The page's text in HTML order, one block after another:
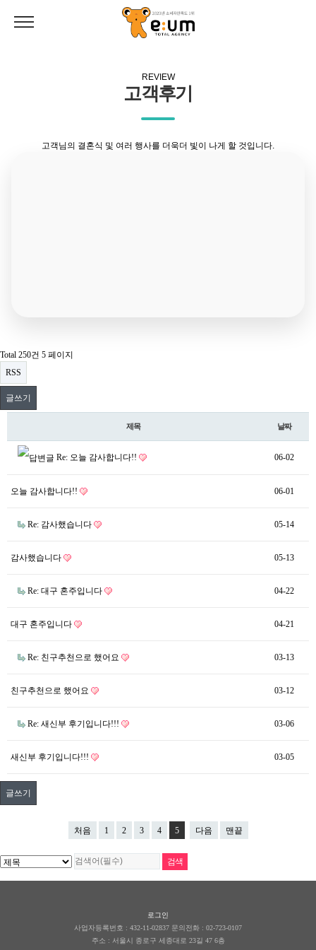
REVIEW
고객후기
고객님의 결혼식 및 여러 행사를 더욱더 빛이 나게 할 것입니다.
Total 250건 5 페이지
RSS
글쓰기
제목 날짜
Re: 오늘 감사합니다!! 06-02
오늘 감사합니다!! 06-01
Re: 감사했습니다 05-14
감사했습니다 05-13
Re: 대구 혼주입니다 04-22
대구 혼주입니다 04-21
Re: 친구추천으로 했어요 03-13
친구추천으로 했어요 03-12
Re: 새신부 후기입니다!!! 03-06
새신부 후기입니다!!! 03-05
글쓰기
처음 1 2 3 4 5 다음 맨끝
로그인
사업자등록번호 : 432-11-02837 문의전화 : 02-723-0107
주소 : 서울시 종로구 세종대로 23길 47 6층